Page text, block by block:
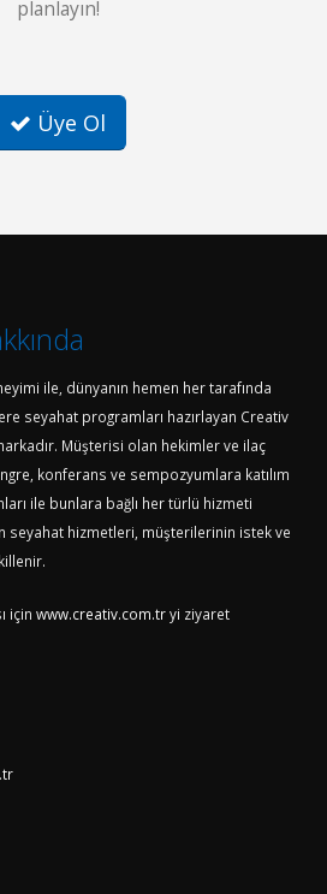
planlayın!
Üye Ol
ile, dünyanın hemen her tarafında
seyahat programları hazırlayan Creativ
Müşterisi olan hekimler ve ilaç
konferans ve sempozyumlara katılım
ile bunlara bağlı her türlü hizmeti
seyahat hizmetleri, müşterilerinin istek ve
için www.creativ.com.tryi ziyaret